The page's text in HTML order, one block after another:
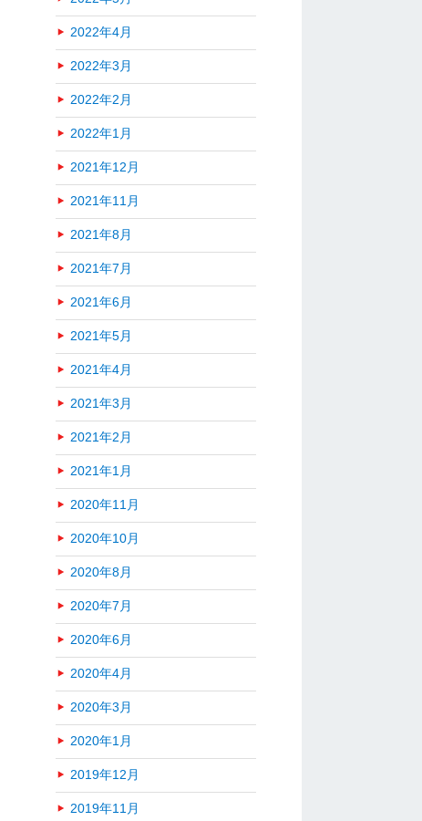
2022年4月
2022年3月
2022年2月
2022年1月
2021年12月
2021年11月
2021年8月
2021年7月
2021年6月
2021年5月
2021年4月
2021年3月
2021年2月
2021年1月
2020年11月
2020年10月
2020年8月
2020年7月
2020年6月
2020年4月
2020年3月
2020年1月
2019年12月
2019年11月